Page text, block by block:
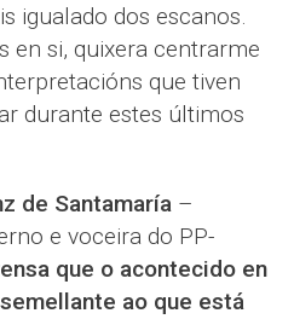
igualado dos escanos.
en si, quixera centrarme
que tiven
durante estes últimos
de Santamaría –
e voceira do PP-
que o acontecido en
ao que está